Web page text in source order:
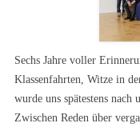
Sechs Jahre voller
Klassenfahrten, Witze in
wurde uns spätestens nach
Zwischen Reden über